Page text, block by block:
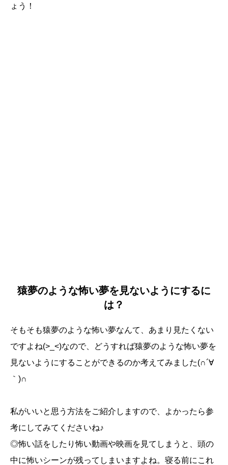
ょう！
猿夢のような怖い夢を見ないようにするに
は？
そもそも猿夢のような怖い夢なんて、あまり見たくない
ですよね(>_<)なので、どうすれば猿夢のような怖い夢を
見ないようにすることができるのか考えてみました(∩´∀
｀)∩
私がいいと思う方法をご紹介しますので、よかったら参
考にしてみてくださいね♪
◎怖い話をしたり怖い動画や映画を見てしまうと、頭の
中に怖いシーンが残ってしまいますよね。寝る前にこれ